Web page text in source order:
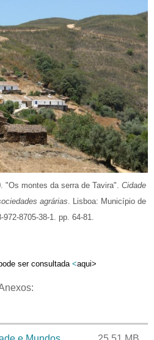
montes da serra de Tavira". Cidade
agrárias. Lisboa: Município de
972-8705-38-1. pp. 64-81.
ser consultada <aqui>